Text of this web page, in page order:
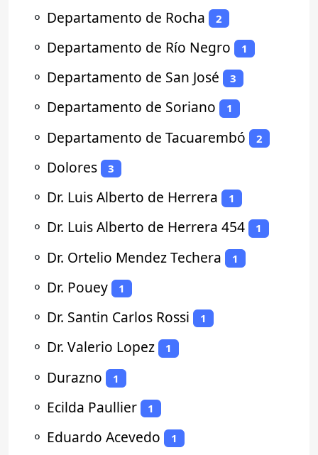
⚬ Departamento de Rocha 2
⚬ Departamento de Río Negro 1
⚬ Departamento de San José 3
⚬ Departamento de Soriano 1
⚬ Departamento de Tacuarembó 2
⚬ Dolores 3
⚬ Dr. Luis Alberto de Herrera 1
⚬ Dr. Luis Alberto de Herrera 454 1
⚬ Dr. Ortelio Mendez Techera 1
⚬ Dr. Pouey 1
⚬ Dr. Santin Carlos Rossi 1
⚬ Dr. Valerio Lopez 1
⚬ Durazno 1
⚬ Ecilda Paullier 1
⚬ Eduardo Acevedo 1